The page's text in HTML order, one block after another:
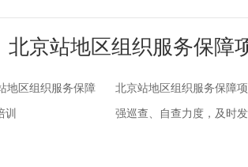
北京站地区组织服务保障
北京站地区组织服务保障
强巡查、自查力度，及时